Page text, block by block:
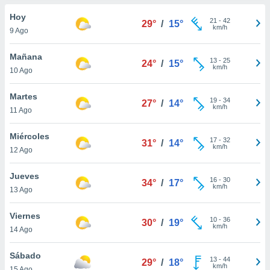
en
y
disponible
cookies
aceptar
Hoy
9 Ago
29° / 15° 21 - 42
km/h
Mañana
10 Ago
24° / 15° 13- 25
km/h
Martes
11 Ago
27° / 14° 19- 34
km/h
Miércoles
12 Ago
31° / 14° 17- 32
km/h
Jueves
13 Ago
34° / 17° 16- 30
km/h
Viernes
14 Ago
30° / 19° 10- 36
km/h
Sábado
29° / 18° 13- 44
km/h